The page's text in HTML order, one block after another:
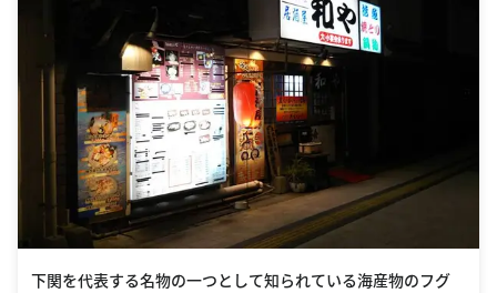
下関を代表する名物の一つとして知られている海産物のフグ